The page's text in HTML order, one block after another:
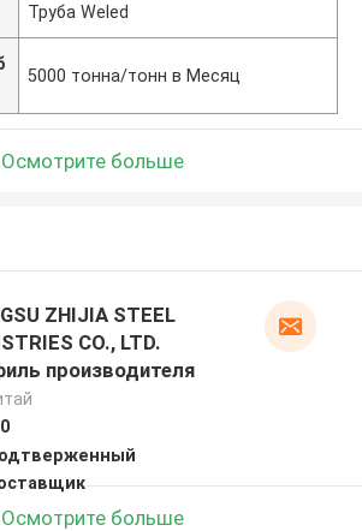
Труба Weled
5000 тонна/тонн в Месяц
Осмотрите больше
ZHIJIA STEEL
CO., LTD.
производителя
Осмотрите больше